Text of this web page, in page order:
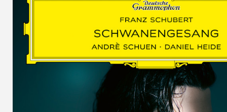
WOLF
MARTIN
SCHUMANN,
LIEDERKREIS